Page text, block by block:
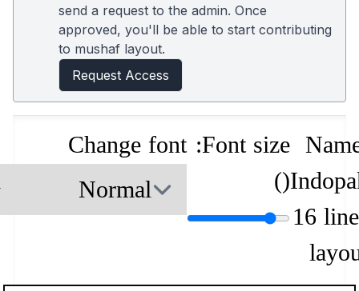
send a request to the admin. Once
approved, you'll be able to start contributing
to mushaf layout.
Request Access
16
Font size:
(
)
Change font